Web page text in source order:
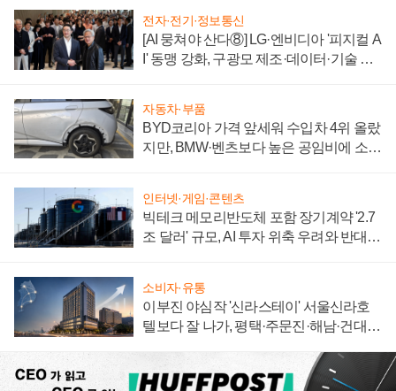
전자·전기·정보통신
[AI 뭉쳐야 산다⑧] LG·엔비디아 '피지컬 A
I' 동맹 강화, 구광모 제조·데이터·기술 결
자동차·부품
BYD코리아 가격 앞세워 수입차 4위 올랐
지만, BMW·벤츠보다 높은 공임비에 소비
인터넷·게임·콘텐츠
빅테크 메모리반도체 포함 장기계약 '2.7
조 달러' 규모, AI 투자 위축 우려와 반대
소비자·유통
이부진 야심작 '신라스테이' 서울신라호
텔보다 잘 나가, 평택·주문진·해남·건대로